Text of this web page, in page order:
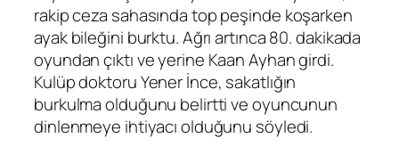
rakip ceza sahasında top peşinde koşarken
ayak bileğini burktu. Ağrı artınca 80. dakikada
oyundan çıktı ve yerine Kaan Ayhan girdi.
Kulüp doktoru Yener İnce, sakatlığın
burkulma olduğunu belirtti ve oyuncunun
dinlenmeye ihtiyacı olduğunu söyledi.